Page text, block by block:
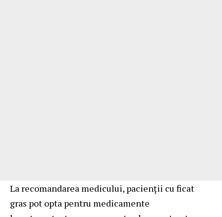
La recomandarea medicului, pacienții cu ficat
gras pot opta pentru medicamente